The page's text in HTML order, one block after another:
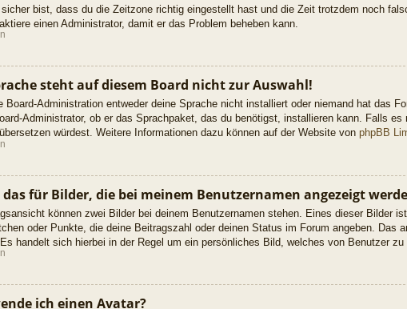
bist, dass du die Zeitzone richtig eingestellt hast und die Zeit trotzdem noch
einen Administrator, damit er das Problem beheben kann.
steht auf diesem Board nicht zur Auswahl!
Board-Administration entweder deine Sprache nicht installiert oder niemand hat das
Administrator, ob er das Sprachpaket, das du benötigst, installieren kann. Falls
würdest. Weitere Informationen dazu können auf der Website von phpBB
das für Bilder, die bei meinem Benutzernamen angezeigt
können zwei Bilder bei deinem Benutzernamen stehen. Eines dieser Bilder
oder Punkte, die deine Beitragszahl oder deinen Status im Forum angeben. Das
handelt sich hierbei in der Regel um ein persönliches Bild, welches von Benutzer
ich einen Avatar?